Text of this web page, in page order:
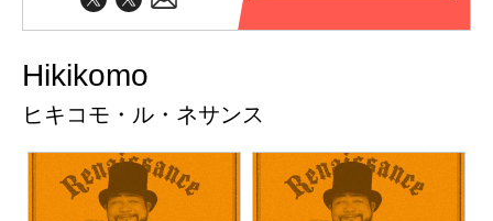
Hikikomo
ヒキコモ・ル・ネサンス